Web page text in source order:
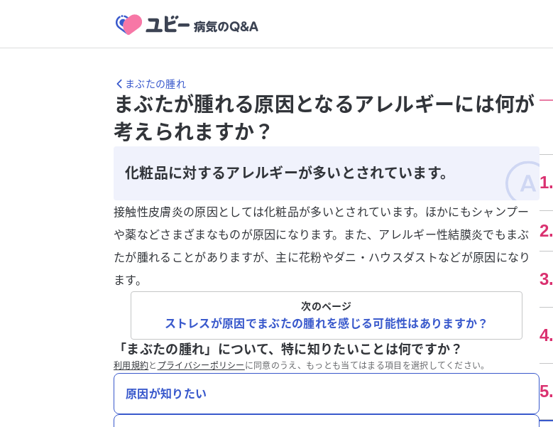
まぶたの腫れ
まぶたが腫れる原因となるアレルギーには何が
考えられますか？
化粧品に対するアレルギーが多いとされています。
接触性皮膚炎の原因としては化粧品が多いとされています。ほかにもシャンプー
や薬などさまざまなものが原因になります。また、アレルギー性結膜炎でもまぶ
たが腫れることがありますが、主に花粉やダニ・ハウスダストなどが原因になり
ます。
次のページ
ストレスが原因でまぶたの腫れを感じる可能性はありますか？
「まぶたの腫れ」について、特に知りたいことは何ですか？
利用規約と プライバシーポリシー に同意のうえ、もっとも当てはまる項目を選択してください。
原因が知りたい
1.
2.
3.
4.
5.